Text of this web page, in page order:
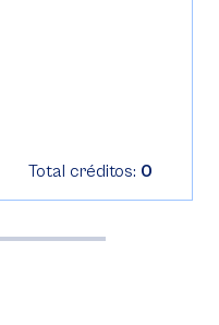
Total créditos: 0